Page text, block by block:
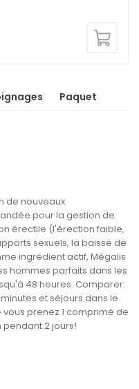
Paquet
de nouveaux
pour la gestion de
érectile (l'érection faible,
sexuels, la baisse de
ingrédient actif, Mégalis
hommes parfaits dans les
48 heures. Comparer:
et séjours dans le
prenez 1 comprimé de
2 jours!